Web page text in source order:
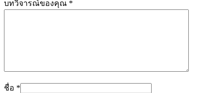
บทวิจารณ์ของคุณ *
ชื่อ *